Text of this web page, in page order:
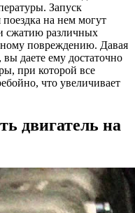
Запуск
на нем могут
сжатию различных
повреждению. Давая
даете ему достаточно
при которой все
что увеличивает
двигатель на